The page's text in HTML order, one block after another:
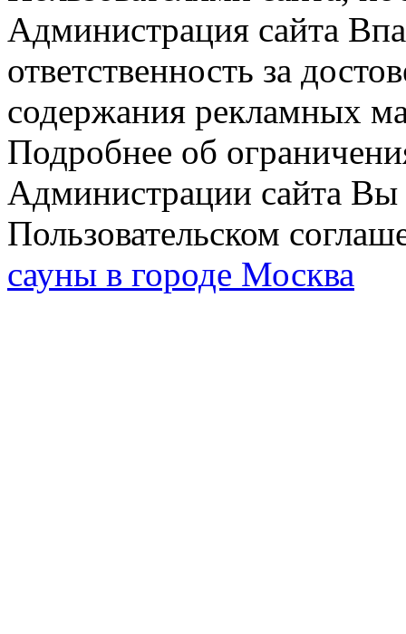
Администрация сайта
ответственность за
содержания рекламных
Подробнее об
Администрации сайта Вы
Пользовательском
сауны в городе Москва